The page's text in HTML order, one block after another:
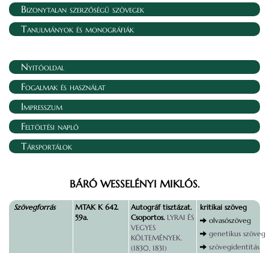
Bizonytalan szerzőségű szövegek
Tanulmányok és monográfiák
Nyitóoldal
Fogalmak és használat
Impresszum
Feltöltési napló
Társportálok
BÁRÓ WESSELÉNYI MIKLÓS.
Szövegforrás
MTAK K 642.
59a.
Autográf tisztázat.
Csoportos. LYRAI ÉS
VEGYES
KÖLTEMÉNYEK.
(1830, 1831)
kritikai szöveg
olvasószöveg
genetikus szöveg
szövegidentitás